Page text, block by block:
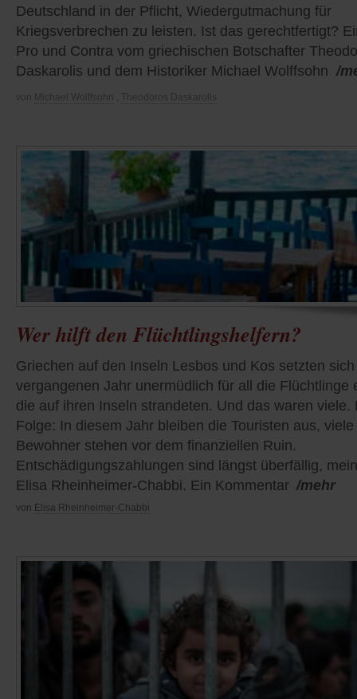
Deutschland in der Pflicht, Wiedergutmachung für
Kriegsverbrechen zu leisten. Ist das gerechtfertigt?
Pro und Contra vom griechischen Botschafter
Daskarolis und dem Historiker Michael Wolffsohn /
von Michael Wolffsohn Theodoros Daskarolis
Wer hilft den Flüchtlingshelfern?
Griechen auf den Inseln Lesbos und Kos setzten
vergangenen Jahr unermüdlich für all die Flüchtlinge
die auf ihren Inseln strandeten. Und das waren viele.
Folge: In diesem Jahr bleiben die Touristen aus, viele
Bewohner stehen vor dem finanziellen Ruin.
Entschädigungszahlungen sind längst überfällig,
Elisa Rheinheimer-Chabbi. Ein Kommentar /mehr
von Elisa Rheinheimer-Chabbi